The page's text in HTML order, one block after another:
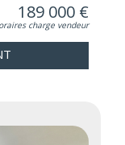
189 000 €
charge vendeur